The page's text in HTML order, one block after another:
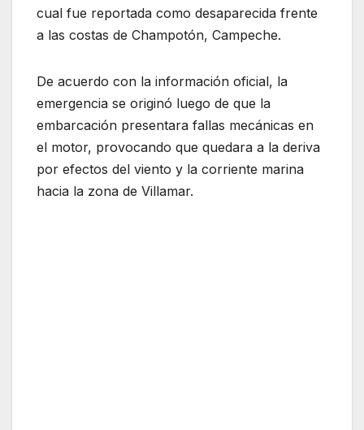
cual fue reportada como desaparecida frente
a las costas de Champotón, Campeche.
De acuerdo con la información oficial, la
emergencia se originó luego de que la
embarcación presentara fallas mecánicas en
el motor, provocando que quedara a la deriva
por efectos del viento y la corriente marina
hacia la zona de Villamar.